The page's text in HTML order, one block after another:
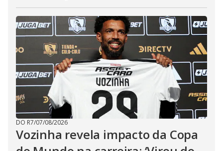
DO R7/07/08/2026
Vozinha revela impacto da Copa